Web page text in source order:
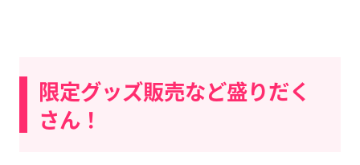
限定グッズ販売など盛りだく
さん！